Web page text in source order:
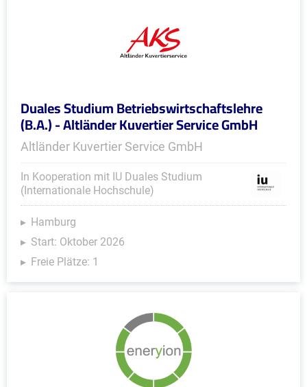
Duales Studium Betriebswirtschaftslehre
(B.A.) - Altländer Kuvertier Service GmbH
Altländer Kuvertier Service GmbH
In Kooperation mit IU Duales Studium
(Internationale Hochschule)
Hamburg
Start: Oktober 2026
Freie Plätze: 1